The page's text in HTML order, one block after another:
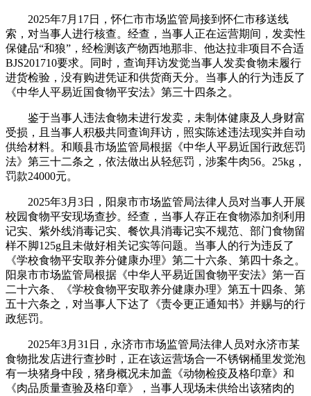
2025年7月17日，怀仁市市场监管局接到怀仁市移送线
索，对当事人进行核查。经查，当事人正在运营期间，发卖性
保健品“和狼”，经检测该产物西地那非、他达拉非项目不合适
BJS201710要求。同时，查询拜访发觉当事人发卖食物未履行
进货检验，没有购进凭证和供货商天分。当事人的行为违反了
《中华人平易近国食物平安法》第三十四条之。
鉴于当事人违法食物未进行发卖，未制体健康及人身财富
受损，且当事人积极共同查询拜访，照实陈述违法现实并自动
供给材料。和顺县市场监管局根据《中华人平易近国行政惩罚
法》第三十二条之，依法做出从轻惩罚，涉案牛肉56。25kg，
罚款24000元。
2025年3月3日，阳泉市市场监管局法律人员对当事人开展
校园食物平安现场查抄。经查，当事人存正在食物添加剂利用
记实、紫外线消毒记实、餐饮具消毒记实不规范、部门食物留
样不脚125g且未做好相关记实等问题。当事人的行为违反了
《学校食物平安取养分健康办理》第二十六条、第四十条之。
阳泉市市场监管局根据《中华人平易近国食物平安法》第一百
二十六条、《学校食物平安取养分健康办理》第五十四条、第
五十六条之，对当事人下达了《责令更正通知书》并赐与的行
政惩罚。
2025年3月31日，永济市市场监管局法律人员对永济市某
食物批发店进行查抄时，正在该运营场合一不锈钢桶里发觉泡
有一块猪身中段，猪身概况未加盖《动物检疫及格印章》和
《肉品质量查验及格印章》，当事人现场未供给出该猪肉的